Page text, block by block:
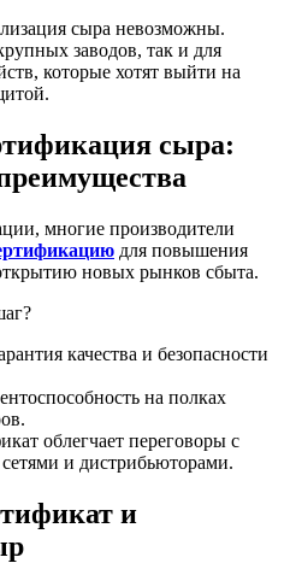
сыра невозможны.
заводов, так и для
которые хотят выйти на
сыра:
многие производители
для повышения
новых рынков сбыта.
качества и безопасности
на полках
облегчает переговоры с
и дистрибьюторами.
и